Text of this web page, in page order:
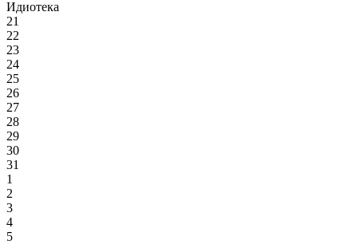
Идиотека
21
22
23
24
25
26
27
28
29
30
31
1
2
3
4
5